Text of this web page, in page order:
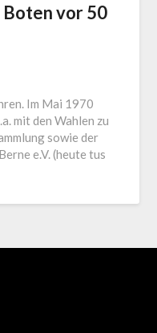
Boten vor 50
Im Mai 1970
mit den Wahlen zu
sowie der
e.V. (heute tus